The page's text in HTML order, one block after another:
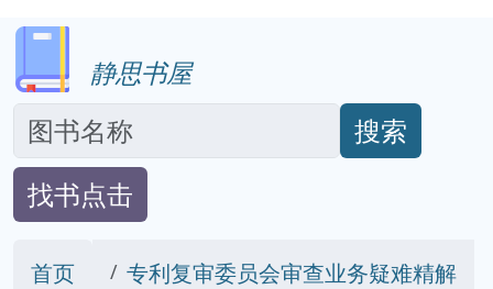
静思书屋
搜索
找书点击
首页 专利复审委员会审查业务疑难精解